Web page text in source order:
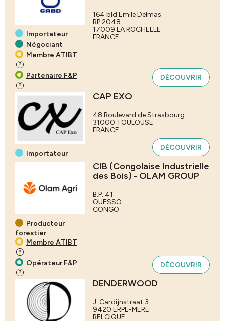
Importateur
Négociant
Membre ATIBT
?
Partenaire F&P
?
164 bld Emile Delmas
BP 2048
17009 LA ROCHELLE
FRANCE
DÉCOUVRIR
Importateur
CAP EXO
48 Boulevard de Strasbourg
31000 TOULOUSE
FRANCE
DÉCOUVRIR
Producteur
forestier
Membre ATIBT
?
Opérateur F&P
?
CIB (Congolaise Industrielle
des Bois) - OLAM GROUP
B.P. 41
OUESSO
CONGO
DÉCOUVRIR
DENDERWOOD
J. Cardijnstraat 3
9420 ERPE-MERE
BELGIQUE